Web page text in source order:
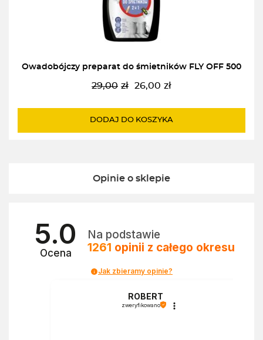
Owadobójczy preparat do śmietników FLY OFF 500
29,00 zł
Pierwotna
wynosiła:
26,00 zł
Aktualna
wynosi:
DODAJ DO KOSZYKA
Opinie o sklepie
5.0
Ocena
Na podstawie
1261 opinii z całego okresu
Jak zbieramy opinie?
ROBERT
zweryfikowano